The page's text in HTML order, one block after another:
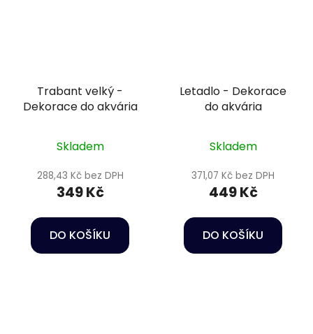
Trabant velký -
Dekorace do akvária
Skladem
288,43 Kč bez DPH
349 Kč
DO KOŠÍKU
Letadlo - Dekorace
do akvária
Skladem
371,07 Kč bez DPH
449 Kč
DO KOŠÍKU